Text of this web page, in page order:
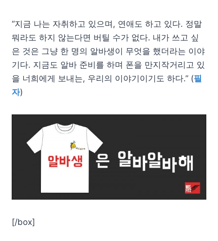
“지금 나는 자취하고 있으며, 연애도 하고 있다. 정말
뭐라도 하지 않는다면 버틸 수가 없다. 내가 쓰고 싶
은 것은 그냥 한 명의 알바생이 무엇을 했더라는 이야
기다. 지금도 알바 준비를 하며 폰을 만지작거리고 있
을 너희에게 보내는, 우리의 이야기이기도 하다.” (필
자)
[/box]